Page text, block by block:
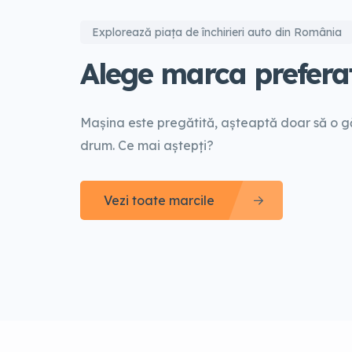
Explorează piața de închirieri auto din România
Alege marca
Mașina este pregătită, așteaptă doar să o
drum. Ce mai aștepți?
Vezi toate marcile